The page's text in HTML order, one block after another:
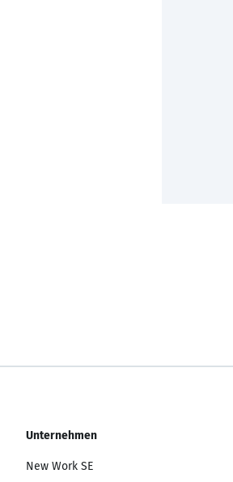
Unternehmen
New Work SE